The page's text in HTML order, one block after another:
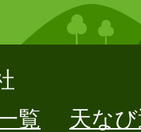
覧
天な